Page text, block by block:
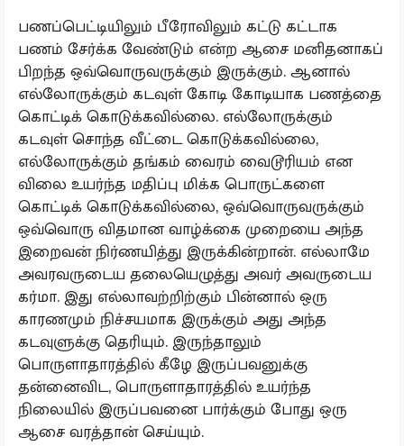
பணப்பெட்டியிலும் பீரோவிலும் கட்டு கட்டாக
பணம் சேர்க்க வேண்டும் என்ற ஆசை மனிதனாகப்
பிறந்த ஒவ்வொருவருக்கும் இருக்கும். ஆனால்
எல்லோருக்கும் கடவுள் கோடி கோடியாக பணத்தை
கொட்டிக் கொடுக்கவில்லை. எல்லோருக்கும்
கடவுள் சொந்த வீட்டை கொடுக்கவில்லை,
எல்லோருக்கும் தங்கம் வைரம் வைடூரியம் என
விலை உயர்ந்த மதிப்பு மிக்க பொருட்களை
கொட்டிக் கொடுக்கவில்லை, ஒவ்வொருவருக்கும்
ஒவ்வொரு விதமான வாழ்க்கை முறையை அந்த
இறைவன் நிர்ணயித்து இருக்கின்றான். எல்லாமே
அவரவருடைய தலையெழுத்து அவர் அவருடைய
கர்மா. இது எல்லாவற்றிற்கும் பின்னால் ஒரு
காரணமும் நிச்சயமாக இருக்கும் அது அந்த
கடவுளுக்கு தெரியும். இருந்தாலும்
பொருளாதாரத்தில் கீழே இருப்பவனுக்கு
தன்னைவிட, பொருளாதாரத்தில் உயர்ந்த
நிலையில் இருப்பவனை பார்க்கும் போது ஒரு
ஆசை வரத்தான் செய்யும்.